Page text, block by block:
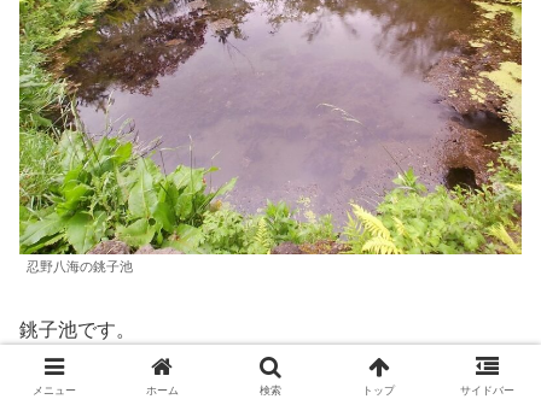
忍野八海の銚子池
銚子池です。
メニュー ホーム 検索 トップ サイドバー